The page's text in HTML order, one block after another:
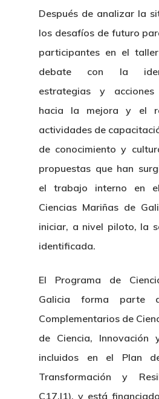
Después de analizar la
los desafíos de futuro
participantes en el
debate con la
estrategias y
hacia la mejora y el
actividades de
de conocimiento y
propuestas que han
el trabajo interno en
Ciencias Mariñas de
iniciar, a nivel piloto, la
identificada.
El Programa de
Galicia forma parte
Complementarios de
de Ciencia, Innovación
incluidos en el Plan
Transformación y
C17.I1), y está